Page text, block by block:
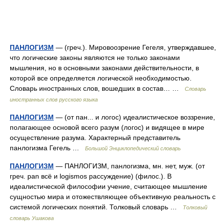
ПАНЛОГИЗМ — (греч.). Мировоозрение Гегеля, утверждавшее,
что логические законы являются не только законами
мышления, но в основными законами действительности, в
которой все определяется логической необходимостью.
Словарь иностранных слов, вошедших в состав… …
Словарь
иностранных слов русского языка
ПАНЛОГИЗМ — (от пан... и логос) идеалистическое воззрение,
полагающее основой всего разум (логос) и видящее в мире
осуществление разума. Характерный представитель
панлогизма Гегель …
Большой Энциклопедический словарь
ПАНЛОГИЗМ — ПАНЛОГИЗМ, панлогизма, мн. нет, муж. (от
греч. pan всё и logismos рассуждение) (филос.). В
идеалистической философии учение, считающее мышление
сущностью мира и отожествляющее объективную реальность с
системой логических понятий. Толковый словарь …
Толковый
словарь Ушакова